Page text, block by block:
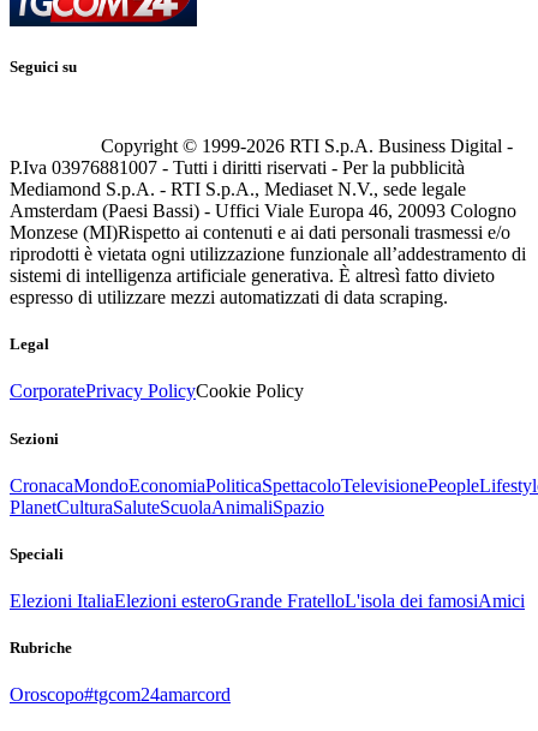
Seguici su
Copyright © 1999-2026 RTI S.p.A. Business Digital -
P.Iva 03976881007 - Tutti i diritti riservati - Per la pubblicità
Mediamond S.p.A. - RTI S.p.A., Mediaset N.V., sede legale
Amsterdam (Paesi Bassi) - Uffici Viale Europa 46, 20093 Cologno
Monzese (MI)Rispetto ai contenuti e ai dati personali trasmessi e/o
riprodotti è vietata ogni utilizzazione funzionale all’addestramento di
sistemi di intelligenza artificiale generativa. È altresì fatto divieto
espresso di utilizzare mezzi automatizzati di data scraping.
Legal
CorporatePrivacy PolicyCookie Policy
Sezioni
CronacaMondoEconomiaPoliticaSpettacoloTelevisionePeople
PlanetCulturaSaluteScuolaAnimaliSpazio
Speciali
Elezioni ItaliaElezioni esteroGrande FratelloL'isola dei famosiAmici
Rubriche
Oroscopo#tgcom24amarcord